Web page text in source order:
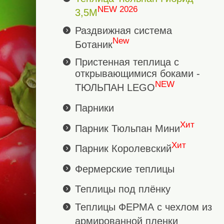
3,5МNEW 2026
Раздвижная система
БотаникNew
Пристенная теплица с
открывающимися боками -
ТЮЛЬПАН LEGONEW
Парники
Парник Тюльпан МиниХит
Парник КоролевскийХит
Фермерские теплицы
Теплицы под плёнку
Теплицы ФЕРМА с чехлом из
армированной пленки